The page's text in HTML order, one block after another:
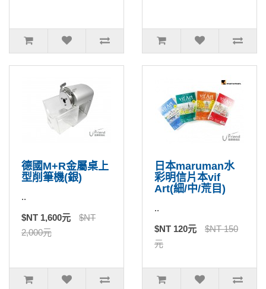
德國M+R金屬桌上
型削筆機(銀)
..
$NT 1,600元
$NT
2,000元
日本maruman水
彩明信片本vif
Art(細/中/荒目)
..
$NT 120元
$NT 150
元